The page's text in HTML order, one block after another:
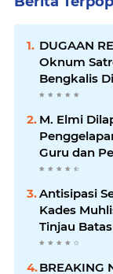
DUGAAN
Oknum
Bengkalis
Barang
Warga
M. Elmi
Guru dan
Pastikan
Berjalan
Antisipasi
Kades
Tinjau
yang
BREAKING